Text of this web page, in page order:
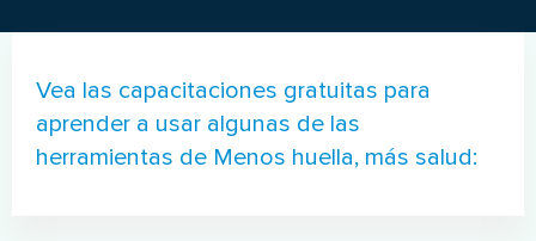
Vea las capacitaciones gratuitas para
aprender a usar algunas de las
herramientas de Menos huella, más salud: